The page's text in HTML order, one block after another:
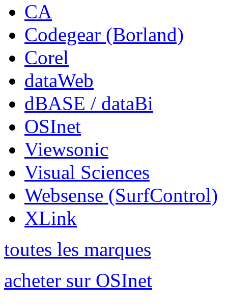
CA
Codegear (Borland)
Corel
dataWeb
dBASE / dataBi
OSInet
Viewsonic
Visual Sciences
Websense (SurfControl)
XLink
toutes les marques
acheter sur OSInet